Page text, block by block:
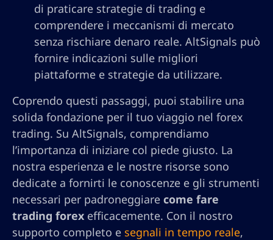
di praticare strategie di trading e
comprendere i meccanismi di mercato
senza rischiare denaro reale. AltSignals può
fornire indicazioni sulle migliori
piattaforme e strategie da utilizzare.
Coprendo questi passaggi, puoi stabilire una
solida fondazione per il tuo viaggio nel forex
trading. Su AltSignals, comprendiamo
l’importanza di iniziare col piede giusto. La
nostra esperienza e le nostre risorse sono
dedicate a fornirti le conoscenze e gli strumenti
necessari per padroneggiare come fare
trading forex efficacemente. Con il nostro
supporto completo e segnali in tempo reale,